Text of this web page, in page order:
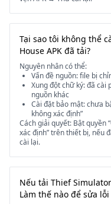
Tại sao tôi không thể
House APK đã tải?
Nguyên nhân có thể:
Vấn đề nguồn: file bị
Xung đột chữ ký: đã cài
nguồn khác
Cài đặt bảo mật: chưa
không xác định”
Cách giải quyết: Bật quyền
xác định” trên thiết bị, nếu
cài lại.
Nếu tải Thief
Làm thế nào để sửa